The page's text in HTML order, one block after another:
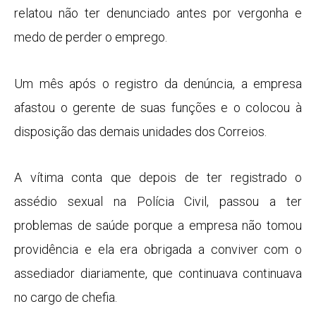
relatou não ter denunciado antes por vergonha e
medo de perder o emprego.
Um mês após o registro da denúncia, a empresa
afastou o gerente de suas funções e o colocou à
disposição das demais unidades dos Correios.
A vítima conta que depois de ter registrado o
assédio sexual na Polícia Civil, passou a ter
problemas de saúde porque a empresa não tomou
providência e ela era obrigada a conviver com o
assediador diariamente, que continuava continuava
no cargo de chefia.